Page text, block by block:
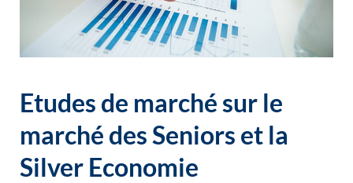
Etudes de marché sur le
marché des Seniors et la
Silver Economie